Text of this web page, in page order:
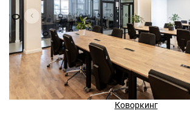
Коворкинг